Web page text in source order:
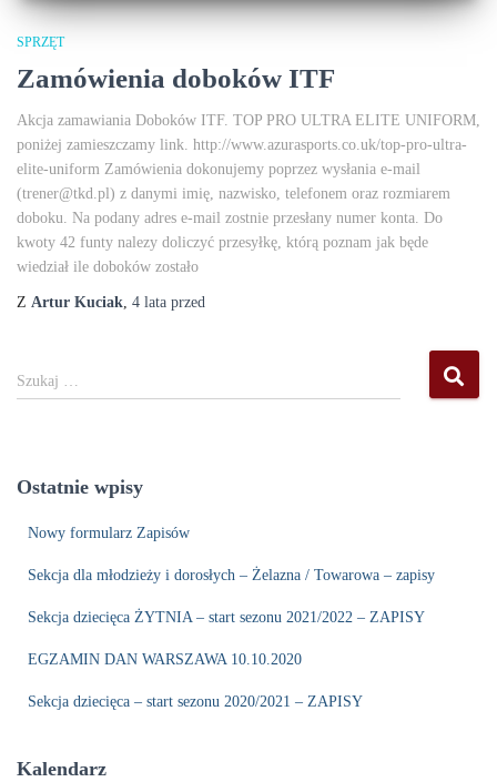
SPRZĘT
Zamówienia doboków ITF
Akcja zamawiania Doboków ITF. TOP PRO ULTRA ELITE UNIFORM,
poniżej zamieszczamy link. http://www.azurasports.co.uk/top-pro-ultra-
elite-uniform Zamówienia dokonujemy poprzez wysłania e-mail
(trener@tkd.pl) z danymi imię, nazwisko, telefonem oraz rozmiarem
doboku. Na podany adres e-mail zostnie przesłany numer konta. Do
kwoty 42 funty nalezy doliczyć przesyłkę, którą poznam jak będe
wiedział ile doboków zostało
Z Artur Kuciak, 4 lata przed
S
z
j
Szukaj …
Ostatnie wpisy
Nowy formularz Zapisów
Sekcja dla młodzieży i dorosłych – Żelazna / Towarowa – zapisy
Sekcja dziecięca ŻYTNIA – start sezonu 2021/2022 – ZAPISY
EGZAMIN DAN WARSZAWA 10.10.2020
Sekcja dziecięca – start sezonu 2020/2021 – ZAPISY
Kalendarz